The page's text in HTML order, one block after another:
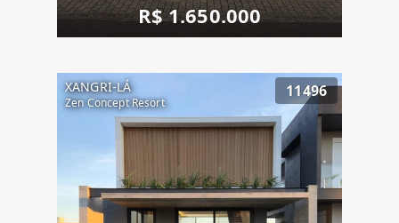
R$ 1.650.000
XANGRI-LÁ
Zen Concept Resort
11496